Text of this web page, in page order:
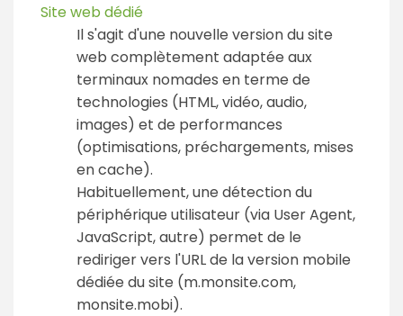
Site web dédié
Il s'agit d'une nouvelle version du site
web complètement adaptée aux
terminaux nomades en terme de
technologies (HTML, vidéo, audio,
images) et de performances
(optimisations, préchargements, mises
en cache).
Habituellement, une détection du
périphérique utilisateur (via User Agent,
JavaScript, autre) permet de le
rediriger vers l'URL de la version mobile
dédiée du site (m.monsite.com,
monsite.mobi).